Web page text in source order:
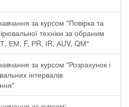
за курсом "Повірка та
техніки за обраним
ЕМ, F, РR, ІR, АUV, QМ"
за курсом "Розрахунок і
інтервалів